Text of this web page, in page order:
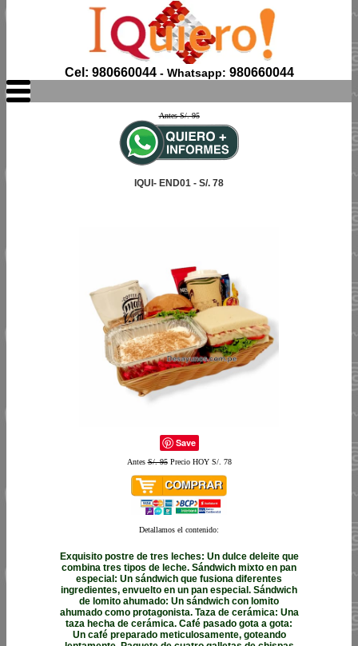
Cel: 980660044- Whatsapp: 980660044
Antes S/. 95
IQUI- END01 - S/. 78
Save
AntesS/. 95Precio HOY S/. 78
Detallamos el contenido:
Exquisito postre de tres leches: Un dulce deleite que
combina tres tipos de leche. Sándwich mixto en pan
especial: Un sándwich que fusiona diferentes
ingredientes, envuelto en un pan especial. Sándwich
de lomito ahumado: Un sándwich con lomito
ahumado como protagonista. Taza de cerámica: Una
taza hecha de cerámica. Café pasado gota a gota:
Un café preparado meticulosamente, goteando